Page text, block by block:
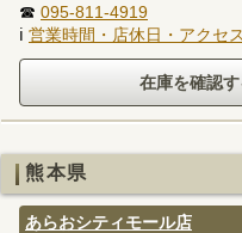
☎ 095-811-4919
ℹ 営業時間・店休日・アクセ
熊本県
あらおシティモール店